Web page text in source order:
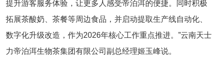
提升游客服务体验，让更多人感受帝泊洱的便捷。同时积极
拓展茶酸奶、茶餐等周边食品，并启动提取生产线自动化、
数字化升级改造，作为2026年核心工作重点推进。”云南天士
力帝泊洱生物茶集团有限公司副总经理姬玉峰说。